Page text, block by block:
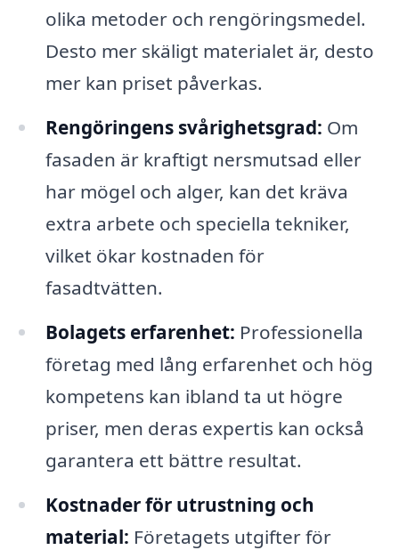
olika metoder och rengöringsmedel.
Desto mer skäligt materialet är, desto
mer kan priset påverkas.
Rengöringens svårighetsgrad: Om
fasaden är kraftigt nersmutsad eller
har mögel och alger, kan det kräva
extra arbete och speciella tekniker,
vilket ökar kostnaden för
fasadtvätten.
Bolagets erfarenhet: Professionella
företag med lång erfarenhet och hög
kompetens kan ibland ta ut högre
priser, men deras expertis kan också
garantera ett bättre resultat.
Kostnader för utrustning och
material: Företagets utgifter för